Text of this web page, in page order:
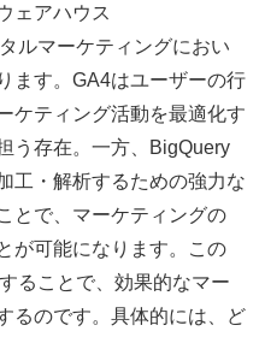
ェアハウス
ルマーケティングにおい
ます。GA4はユーザーの行
ケティング活動を最適化す
う存在。一方、BigQuery
工・解析するための強力な
とで、マーケティングの
が可能になります。この
ることで、効果的なマー
るのです。具体的には、ど